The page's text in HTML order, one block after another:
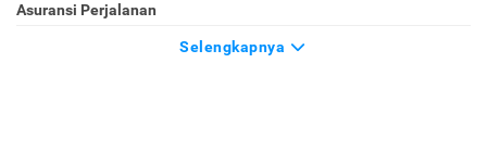
Asuransi Perjalanan
Selengkapnya